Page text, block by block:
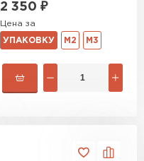
2 350 ₽
Цена за
УПАКОВКУ М2 М3